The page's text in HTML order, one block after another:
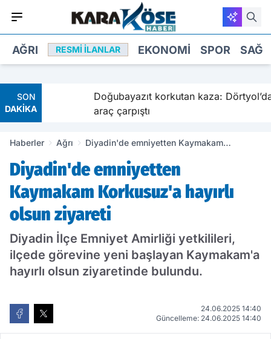
AĞRI RESMI İLANLAR EKONOMI SPOR
SON
DAKİKA
Doğubayazıt korkutan kaza: Dörtyol’da iki
araç çarpıştı
Haberler Ağrı
Diyadin'de emniyetten Kaymakam
Diyadin'de emniyetten
Kaymakam Korkusuz'a hayırlı
olsun ziyareti
Diyadin İlçe Emniyet Amirliği yetkilileri,
ilçede görevine yeni başlayan Kaymakam'a
hayırlı olsun ziyaretinde bulundu.
24.06.2025 14:40
Güncelleme: 24.06.2025 14:40